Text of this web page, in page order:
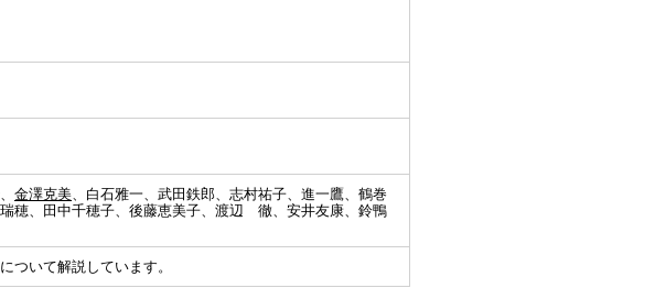
金澤克美、白石雅一、武田鉄郎、志村祐子、進一鷹、鶴巻
穂、田中千穂子、後藤恵美子、渡辺 徹、安井友康、鈴鴨
ついて解説しています。